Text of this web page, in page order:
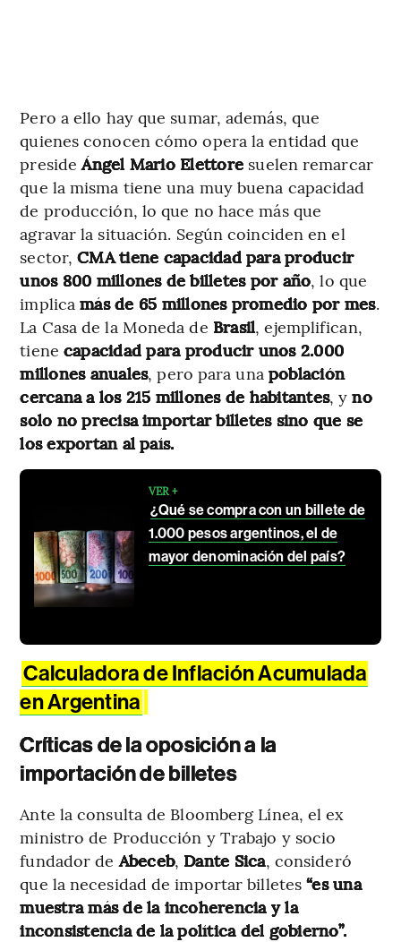
Pero a ello hay que sumar, además, que
quienes conocen cómo opera la entidad que
preside Ángel Mario Elettore suelen remarcar
que la misma tiene una muy buena capacidad
de producción, lo que no hace más que
agravar la situación. Según coinciden en el
sector,CMA tiene capacidad para producir
unos 800 millones de billetes por año, lo que
implicamás de 65 millones promedio por mes.
La Casa de la Moneda de Brasil, ejemplifican,
tiene capacidad para producir unos 2.000
millones anuales, pero para una población
cercana a los 215 millones de habitantes, yno
solo no precisa importar billetes sino que se
los exportan al país.
VER +
¿Qué se compra con un billete de
1.000 pesos argentinos, el de
mayor denominación del país?
Calculadora de Inflación Acumulada
en Argentina
Críticas de la oposición a la
importación de billetes
Ante la consulta de Bloomberg Línea, el ex
ministro de Producción y Trabajo y socio
fundador deAbeceb, Dante Sica, consideró
que la necesidad de importar billetes“es una
muestra más de la incoherencia y la
inconsistencia de la política del gobierno”.